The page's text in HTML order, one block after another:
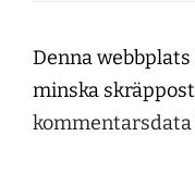
Denna
minska
kommentarsdata